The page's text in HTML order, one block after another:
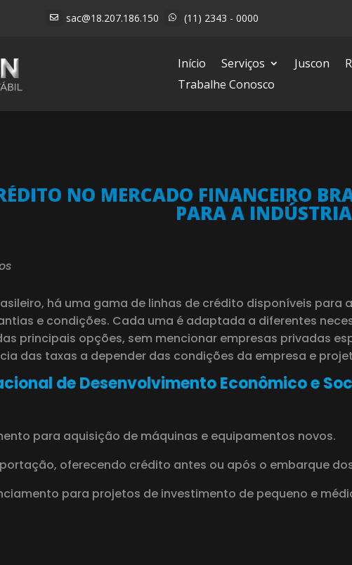
 sac@18.207.186.150  (11) 2343 - 0000
Início Serviços Juscon
Trabalhe Conosco
NO MERCADO FINANCEIRO
PARA A INDÚSTRIA
há uma gama de linhas de crédito disponíveis para
e condições. Cada uma é adaptada a diferentes
principais opções, sem mencionar empresas privadas
das taxas a depender das condições da empresa e
de Desenvolvimento Econômico e
para aquisição de máquinas e equipamentos novos.
oferecendo crédito antes ou após o embarque
para projetos de investimento de pequeno e